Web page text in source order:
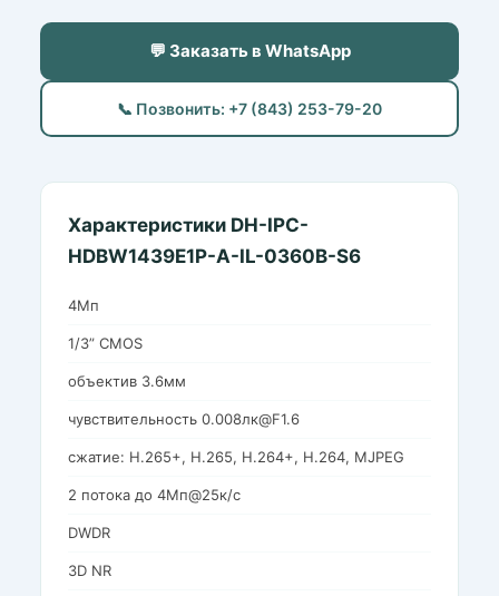
💬 Заказать в WhatsApp
📞 Позвонить: +7 (843) 253-79-20
Характеристики DH-IPC-
HDBW1439E1P-A-IL-0360B-S6
4Мп
1/3” CMOS
объектив 3.6мм
чувствительность 0.008лк@F1.6
сжатие: H.265+, H.265, H.264+, H.264, MJPEG
2 потока до 4Мп@25к/с
DWDR
3D NR